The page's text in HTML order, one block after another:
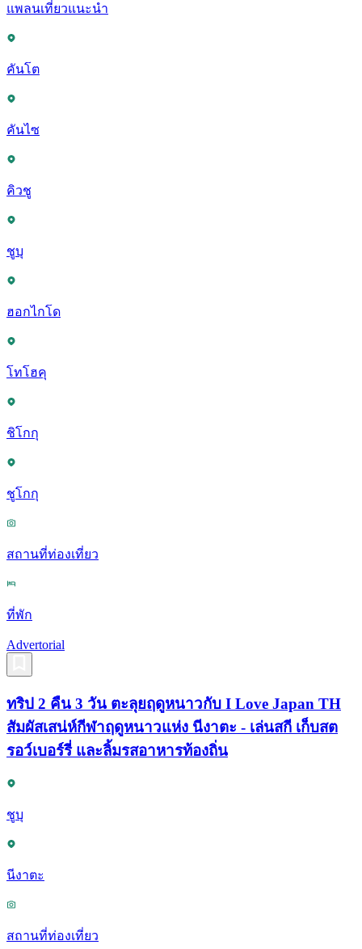
แพลนเที่ยวแนะนำ
คันโต
คันไซ
คิวชู
ชูบุ
ฮอกไกโด
โทโฮคุ
ชิโกกุ
ชูโกกุ
สถานที่ท่องเที่ยว
ที่พัก
Advertorial
ทริป 2 คืน 3 วัน ตะลุยฤดูหนาวกับ I Love Japan TH
สัมผัสเสน่ห์กีฬาฤดูหนาวแห่ง นีงาตะ - เล่นสกี เก็บสต
รอว์เบอร์รี่ และลิ้มรสอาหารท้องถิ่น
ชูบุ
นีงาตะ
สถานที่ท่องเที่ยว